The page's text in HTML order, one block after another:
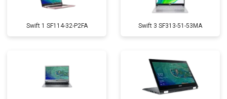
Swift 1 SF114-32-P2FA Swift 3 SF313-51-53MA